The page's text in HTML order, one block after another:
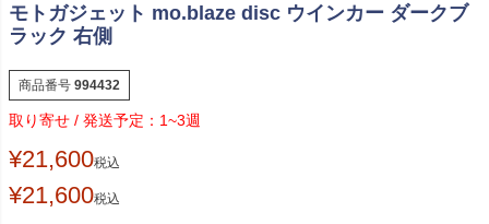
モトガジェット mo.blaze disc ウインカー ダークブ
ラック 右側
商品番号 994432
1~3週
¥21,600税込
¥21,600税込